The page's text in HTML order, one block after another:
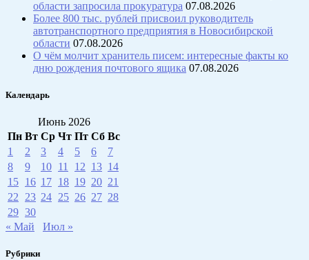
области запросила прокуратура 07.08.2026
Более 800 тыс. рублей присвоил руководитель
автотранспортного предприятия в Новосибирской
области 07.08.2026
О чём молчит хранитель писем: интересные факты ко
дню рождения почтового ящика 07.08.2026
Календарь
Июнь 2026
Пн Вт Ср Чт Пт Сб Вс
1
2 3 4 5 6
7
8
9 10 11 12 13 14
15 16 17 18 19 20 21
22
23 24 25 26 27 28
29 30
« Май
Июл »
Рубрики